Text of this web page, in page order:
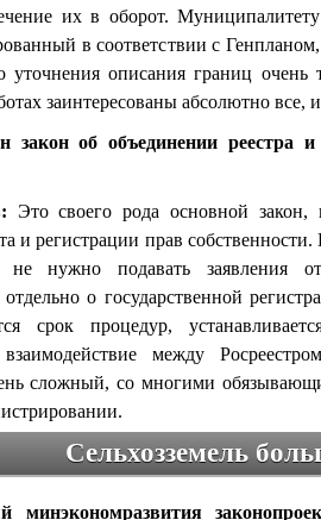
их в оборот.
в соответствии с
уточнения описания границ очень
заинтересованы абсолютно все,
закон об объединении реестра
Это своего рода основной закон,
и регистрации прав
нужно подавать заявления
о государственной
срок процедур,
взаимодействие между
сложный, со многими
Сельхозземель
минэкономразвития